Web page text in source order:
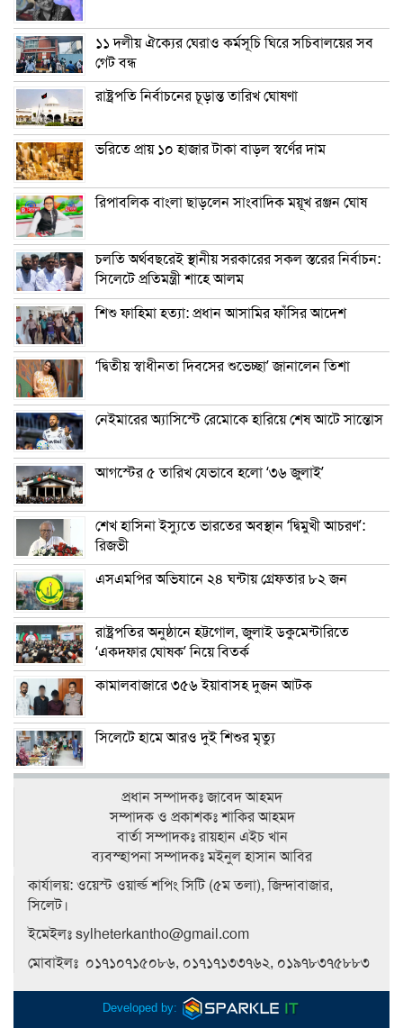
১১ দলীয় ঐক্যের ঘেরাও কর্মসূচি ঘিরে সচিবালয়ের সব
গেট বন্ধ
রাষ্ট্রপতি নির্বাচনের চূড়ান্ত তারিখ ঘোষণা
ভরিতে প্রায় ১০ হাজার টাকা বাড়ল স্বর্ণের দাম
রিপাবলিক বাংলা ছাড়লেন সাংবাদিক ময়ূখ রঞ্জন ঘোষ
চলতি অর্থবছরেই স্থানীয় সরকারের সকল স্তরের নির্বাচন:
সিলেটে প্রতিমন্ত্রী শাহে আলম
শিশু ফাহিমা হত্যা: প্রধান আসামির ফাঁসির আদেশ
‘দ্বিতীয় স্বাধীনতা দিবসের শুভেচ্ছা’ জানালেন তিশা
নেইমারের অ্যাসিস্টে রেমোকে হারিয়ে শেষ আটে সান্তোস
আগস্টের ৫ তারিখ যেভাবে হলো ‘৩৬ জুলাই’
শেখ হাসিনা ইস্যুতে ভারতের অবস্থান ‘দ্বিমুখী আচরণ’:
রিজভী
এসএমপির অভিযানে ২৪ ঘন্টায় গ্রেফতার ৮২ জন
রাষ্ট্রপতির অনুষ্ঠানে হট্টগোল, জুলাই ডকুমেন্টারিতে
‘একদফার ঘোষক’ নিয়ে বিতর্ক
কামালবাজারে ৩৫৬ ইয়াবাসহ দুজন আটক
সিলেটে হামে আরও দুই শিশুর মৃত্যু
প্রধান সম্পাদকঃ জাবেদ আহমদ
সম্পাদক ও প্রকাশকঃ শাকির আহমদ
বার্তা সম্পাদকঃ রায়হান এইচ খান
ব‍্যবস্হাপনা সম্পাদকঃ মইনুল হাসান আবির
কার্যালয়: ওয়েস্ট ওয়ার্ল্ড শপিং সিটি (৫ম তলা), জিন্দাবাজার,
সিলেট।
ইমেইলঃ sylheterkantho@gmail.com
মোবাইলঃ ০১৭১০৭১৫০৮৬, ০১৭১৭১৩৩৭৬২, ০১৯৭৮৩৭৫৮৮৩
Developed by: